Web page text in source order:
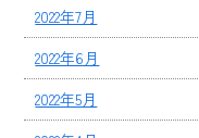
2022年7月
2022年6月
2022年5月